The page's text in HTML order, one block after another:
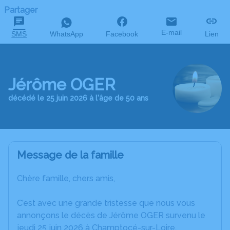
Partager
SMS WhatsApp Facebook E-mail Lien
Jérôme OGER
décédé le 25 juin 2026 à l'âge de 50 ans
Message de la famille
Chère famille, chers amis,
C’est avec une grande tristesse que nous vous
annonçons le décès de Jérôme OGER survenu le
jeudi 25 juin 2026 à Champtocé-sur-Loire.